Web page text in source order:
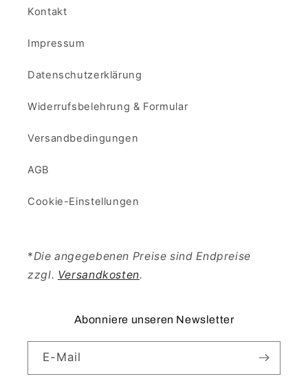
Kontakt
Impressum
Datenschutzerklärung
Widerrufsbelehrung & Formular
Versandbedingungen
AGB
Cookie-Einstellungen
*Die angegebenen Preise sind Endpreise
zzgl. Versandkosten.
Abonniere unseren Newsletter
E-Mail